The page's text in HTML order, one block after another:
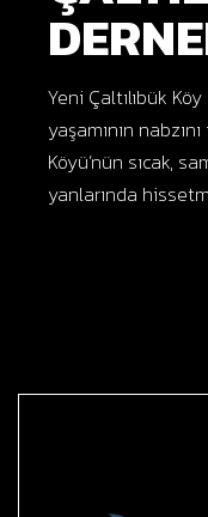
Yeni Çaltılıbük
yaşamının
Köyü’nün sıcak,
yanlarında